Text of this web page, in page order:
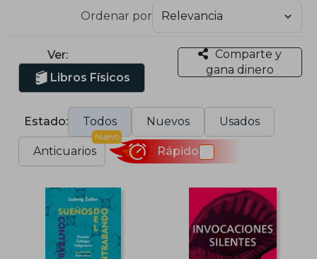
Ordenar por
Ver:
Libros Físicos
Comparte y
gana dinero
Estado: Todos Nuevos Usados
Anticuarios
Nuevo
Rápido